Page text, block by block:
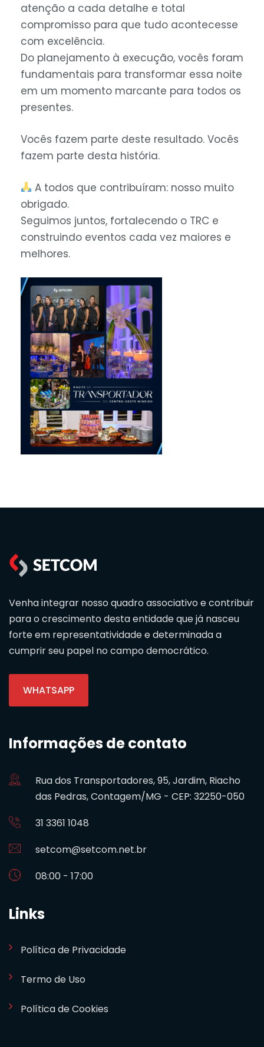
atenção a cada detalhe e total
compromisso para que tudo acontecesse
com excelência.
Do planejamento à execução, vocês foram
fundamentais para transformar essa noite
em um momento marcante para todos os
presentes.
Vocês fazem parte deste resultado. Vocês
fazem parte desta história.
A todos que contribuíram: nosso muito
obrigado.
Seguimos juntos, fortalecendo o TRC e
construindo eventos cada vez maiores e
melhores.
Venha integrar nosso quadro associativo e contribuir
para o crescimento desta entidade que já nasceu
forte em representatividade e determinada a
cumprir seu papel no campo democrático.
WHATSAPP
Informações de contato
Rua dos Transportadores, 95, Jardim, Riacho
das Pedras, Contagem/MG - CEP: 32250-050
31 3361 1048
setcom@setcom.net.br
08:00 - 17:00
Links
Política de Privacidade
Termo de Uso
Política de Cookies